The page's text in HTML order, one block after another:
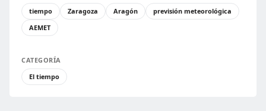
tiempo
Zaragoza Aragón
previsión meteorológica
AEMET
CATEGORÍA
El tiempo